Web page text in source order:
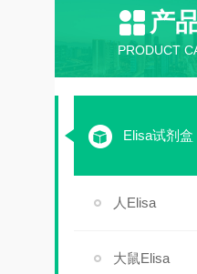
产
PRODUCT
Elisa试剂盒
人Elisa
大鼠Elisa